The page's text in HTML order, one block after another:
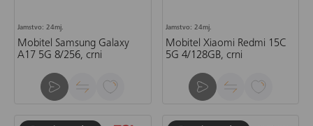
Jamstvo: 24mj.
Mobitel Samsung Galaxy
A17 5G 8/256, crni
Jamstvo: 24mj.
Mobitel Xiaomi Redmi 15C
5G 4/128GB, crni